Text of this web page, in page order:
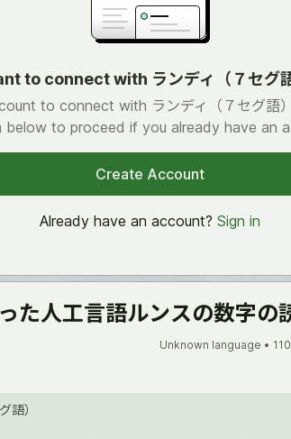
to connect with ランディ（７セグ
to connect with ランディ（７セグ語
below to proceed if you already have an
Create Account
Already have an account?Sign in
た人工言語ルンスの数字の
Unknown language •
語）